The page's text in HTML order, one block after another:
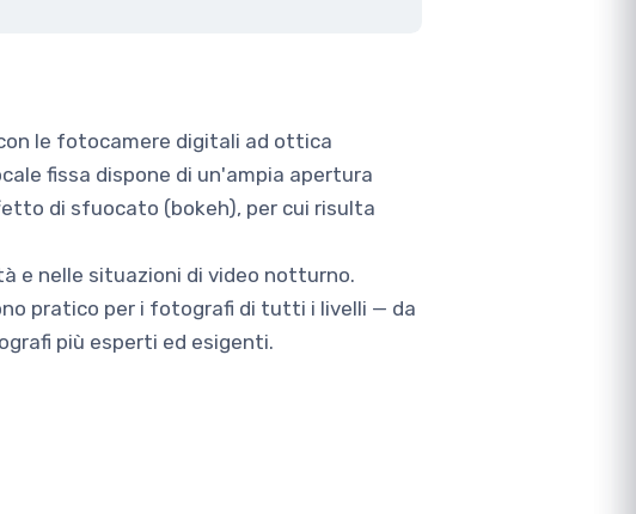
le fotocamere digitali ad ottica
fissa dispone di un'ampia apertura
di sfuocato (bokeh), per cui risulta
e nelle situazioni di video notturno.
pratico per i fotografi di tutti i livelli — da
più esperti ed esigenti.